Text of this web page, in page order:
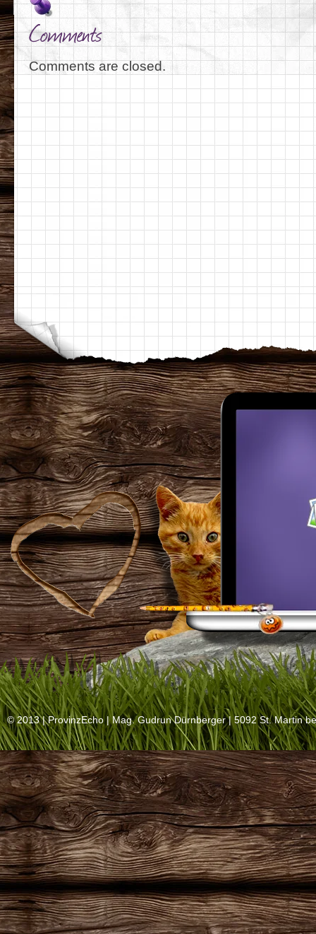
Comments
Comments are closed.
© 2013 |ProvinzEcho | Mag. Gudrun Dürnberger | 5092 St. Martin